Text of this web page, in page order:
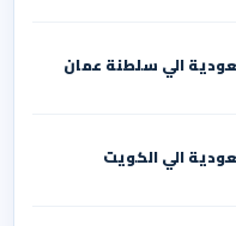
الي سلطنة عمان
الي الكويت